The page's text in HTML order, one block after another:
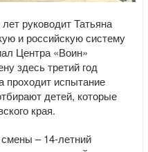
руководит Татьяна
и российскую систему
Центра «Воин»
здесь третий год
проходит испытание
детей, которые
края.
– 14-летний